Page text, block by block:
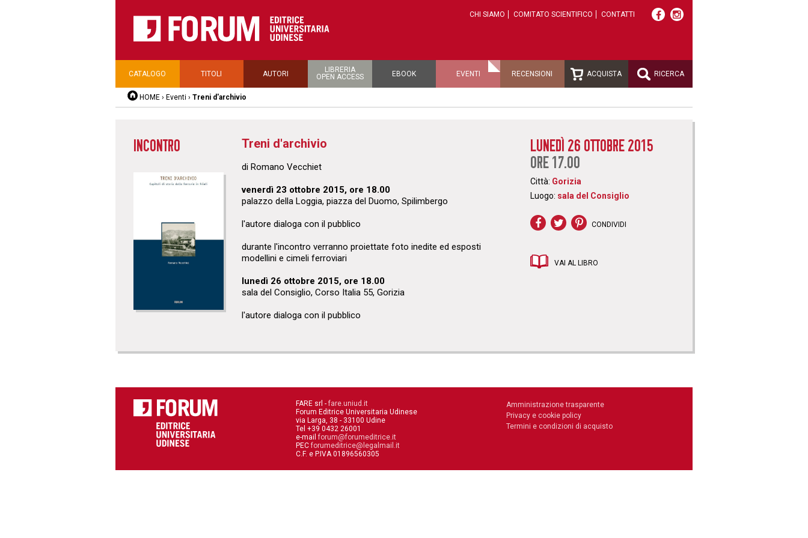
CHI SIAMO COMITATO SCIENTIFICO CONTATTI
CATALOGO TITOLI AUTORI
LIBRERIA
OPEN ACCESS
EBOOK EVENTI RECENSIONI ACQUISTA RICERCA
HOME › Eventi › Treni d'archivio
INCONTRO Treni d'archivio
di Romano Vecchiet
venerdì 23 ottobre 2015, ore 18.00
palazzo della Loggia, piazza del Duomo, Spilimbergo
l'autore dialoga con il pubblico
durante l'incontro verranno proiettate foto inedite ed esposti
modellini e cimeli ferroviari
lunedì 26 ottobre 2015, ore 18.00
sala del Consiglio, Corso Italia 55, Gorizia
l'autore dialoga con il pubblico
LUNEDÌ 26 OTTOBRE 2015
ORE 17.00
Città: Gorizia
Luogo: sala del Consiglio
CONDIVIDI
VAI AL LIBRO
FARE srl - fare.uniud.it
Forum Editrice Universitaria Udinese
via Larga, 38 - 33100 Udine
Tel +39 0432 26001
e-mail forum@forumeditrice.it
PEC forumeditrice@legalmail.it
C.F. e P.IVA 01896560305
Amministrazione trasparente
Privacy e cookie policy
Termini e condizioni di acquisto